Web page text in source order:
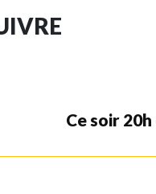
Ce soir 20h